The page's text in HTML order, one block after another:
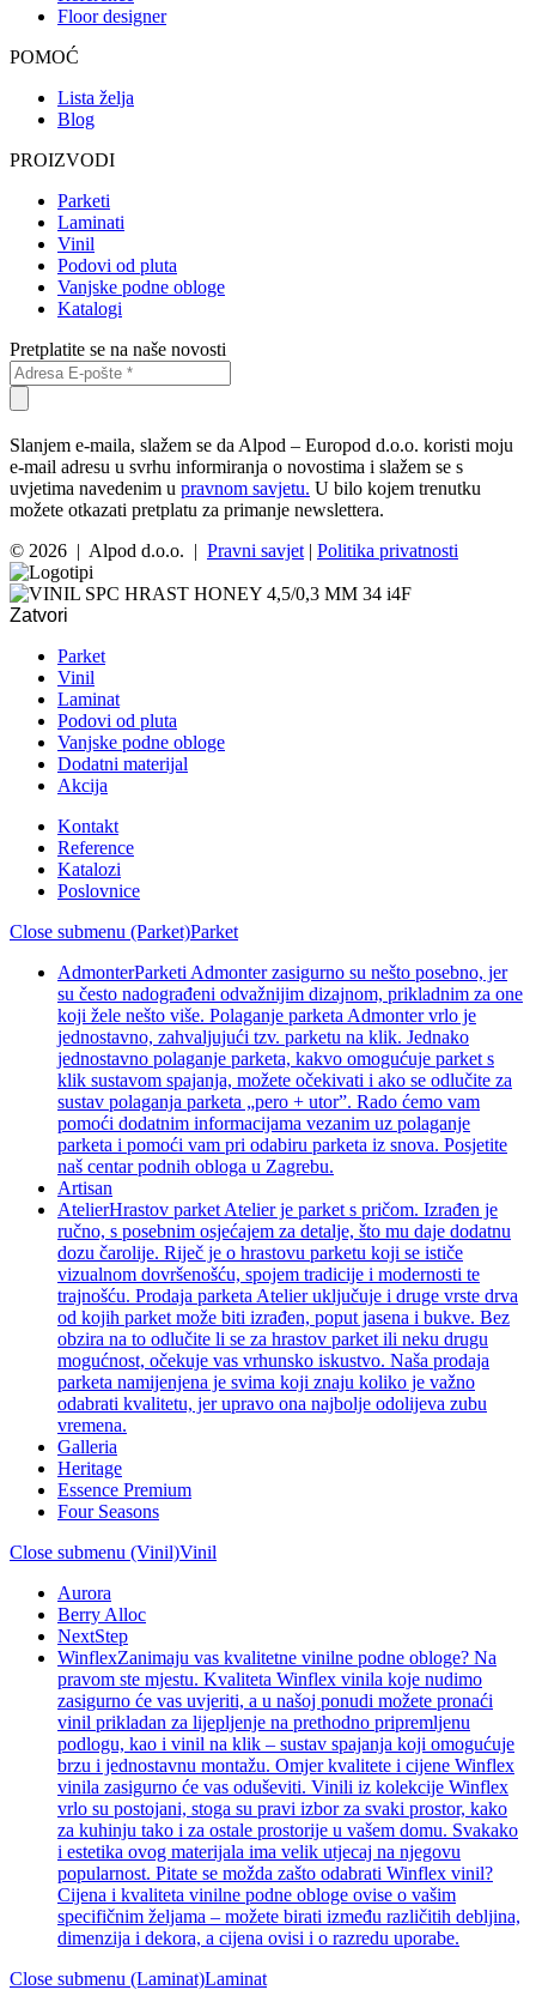
Floor designer
POMOĆ
Lista želja
Blog
PROIZVODI
Parketi
Laminati
Vinil
Podovi od pluta
Vanjske podne obloge
Katalogi
Pretplatite se na naše novosti
Slanjem e-maila, slažem se da Alpod – Europod d.o.o. koristi moju
e-mail adresu u svrhu informiranja o novostima i slažem se s
uvjetima navedenim u pravnom savjetu. U bilo kojem trenutku
možete otkazati pretplatu za primanje newslettera.
© 2026 | Alpod d.o.o. | Pravni savjet | Politika privatnosti
Zatvori
Parket
Vinil
Laminat
Podovi od pluta
Vanjske podne obloge
Dodatni materijal
Akcija
Kontakt
Reference
Katalozi
Poslovnice
Close submenu (Parket)Parket
AdmonterParketi Admonter zasigurno su nešto posebno, jer
su često nadograđeni odvažnijim dizajnom, prikladnim za one
koji žele nešto više. Polaganje parketa Admonter vrlo je
jednostavno, zahvaljujući tzv. parketu na klik. Jednako
jednostavno polaganje parketa, kakvo omogućuje parket s
klik sustavom spajanja, možete očekivati i ako se odlučite za
sustav polaganja parketa „pero + utor”. Rado ćemo vam
pomoći dodatnim informacijama vezanim uz polaganje
parketa i pomoći vam pri odabiru parketa iz snova. Posjetite
naš centar podnih obloga u Zagrebu.
Artisan
AtelierHrastov parket Atelier je parket s pričom. Izrađen je
ručno, s posebnim osjećajem za detalje, što mu daje dodatnu
dozu čarolije. Riječ je o hrastovu parketu koji se ističe
vizualnom dovršenošću, spojem tradicije i modernosti te
trajnošću. Prodaja parketa Atelier uključuje i druge vrste drva
od kojih parket može biti izrađen, poput jasena i bukve. Bez
obzira na to odlučite li se za hrastov parket ili neku drugu
mogućnost, očekuje vas vrhunsko iskustvo. Naša prodaja
parketa namijenjena je svima koji znaju koliko je važno
odabrati kvalitetu, jer upravo ona najbolje odolijeva zubu
vremena.
Galleria
Heritage
Essence Premium
Four Seasons
Close submenu (Vinil)Vinil
Aurora
Berry Alloc
NextStep
WinflexZanimaju vas kvalitetne vinilne podne obloge? Na
pravom ste mjestu. Kvaliteta Winflex vinila koje nudimo
zasigurno će vas uvjeriti, a u našoj ponudi možete pronaći
vinil prikladan za lijepljenje na prethodno pripremljenu
podlogu, kao i vinil na klik – sustav spajanja koji omogućuje
brzu i jednostavnu montažu. Omjer kvalitete i cijene Winflex
vinila zasigurno će vas oduševiti. Vinili iz kolekcije Winflex
vrlo su postojani, stoga su pravi izbor za svaki prostor, kako
za kuhinju tako i za ostale prostorije u vašem domu. Svakako
i estetika ovog materijala ima velik utjecaj na njegovu
popularnost. Pitate se možda zašto odabrati Winflex vinil?
Cijena i kvaliteta vinilne podne obloge ovise o vašim
specifičnim željama – možete birati između različitih debljina,
dimenzija i dekora, a cijena ovisi i o razredu uporabe.
Close submenu (Laminat)Laminat